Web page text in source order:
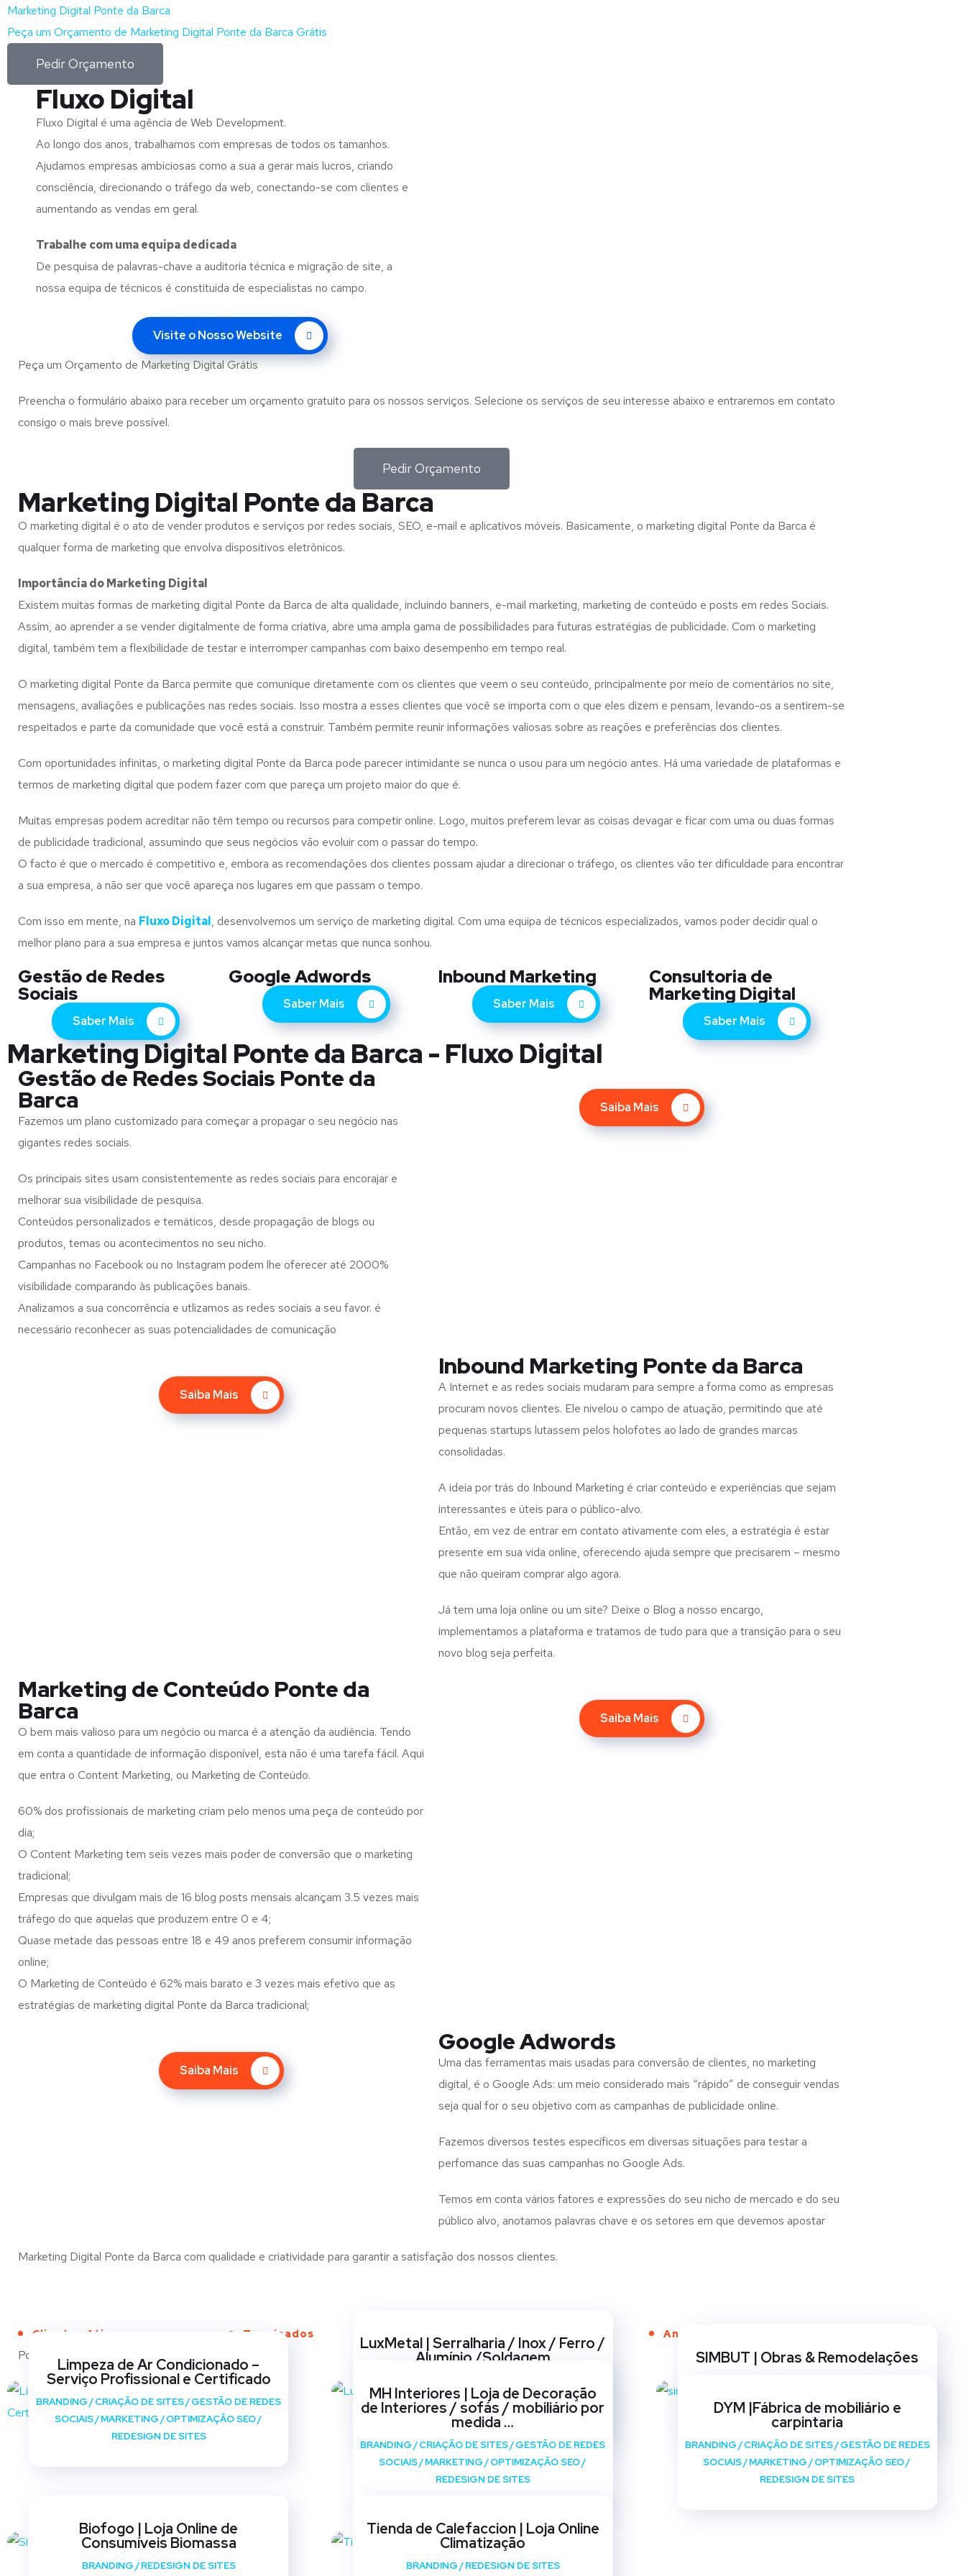
Marketing Digital Ponte da Barca
Peça um Orçamento de Marketing Digital Ponte da Barca Grátis
Pedir Orçamento
Fluxo Digital
Fluxo Digital é uma agência de Web Development.
Ao longo dos anos, trabalhamos com empresas de todos os tamanhos.
Ajudamos empresas ambiciosas como a sua a gerar mais lucros, criando
consciência, direcionando o tráfego da web, conectando-se com clientes e
aumentando as vendas em geral.
Trabalhe com umaequipa dedicada
De pesquisa de palavras-chave a auditoria técnica e migração de site, a
nossa equipa de técnicos é constituida de especialistas no campo.
Visite o Nosso Website
Peça um Orçamento de Marketing Digital Grátis
Preencha o formulário abaixo para receber um orçamento gratuito para os nossos serviços. Selecione os serviços de seu interesse abaixo e entraremos em contato
consigo o mais breve possível.
Pedir Orçamento
Marketing Digital Ponte da Barca
O marketing digital é o ato de vender produtos e serviços por redes sociais, SEO, e-mail e aplicativos móveis. Basicamente, o marketing digital Ponte da Barca é
qualquer forma de marketing que envolva dispositivos eletrônicos.
Importância do Marketing Digital
Existem muitas formas de marketing digital Ponte da Barca de alta qualidade, incluindo banners, e-mail marketing, marketing de conteúdo e posts em redes Sociais.
Assim, ao aprender a se vender digitalmente de forma criativa, abre uma ampla gama de possibilidades para futuras estratégias de publicidade. Com o marketing
digital, também tem a flexibilidade de testar e interromper campanhas com baixo desempenho em tempo real.
O marketing digital Ponte da Barca permite que comunique diretamente com os clientes que veem o seu conteúdo, principalmente por meio de comentários no site,
mensagens, avaliações e publicações nas redes sociais. Isso mostra a esses clientes que você se importa com o que eles dizem e pensam, levando-os a sentirem-se
respeitados e parte da comunidade que você está a construir. Também permite reunir informações valiosas sobre as reações e preferências dos clientes.
Com oportunidades infinitas, o marketing digital Ponte da Barca pode parecer intimidante se nunca o usou para um negócio antes. Há uma variedade de plataformas e
termos de marketing digital que podem fazer com que pareça um projeto maior do que é.
Muitas empresas podem acreditar não têm tempo ou recursos para competir online. Logo, muitos preferem levar as coisas devagar e ficar com uma ou duas formas
de publicidade tradicional, assumindo que seus negócios vão evoluir com o passar do tempo.
O facto é que o mercado é competitivo e, embora as recomendações dos clientes possam ajudar a direcionar o tráfego, os clientes vão ter dificuldade para encontrar
a sua empresa, a não ser que você apareça nos lugares em que passam o tempo.
Com isso em mente, na Fluxo Digital, desenvolvemos um serviço de marketing digital. Com uma equipa de técnicos especializados, vamos poder decidir qual o
melhor plano para a sua empresa e juntos vamos alcançar metas que nunca sonhou.
Gestão de Redes
Sociais
Saber Mais
Google Adwords
Saber Mais
Inbound Marketing
Saber Mais
Consultoria de
Marketing Digital
Saber Mais
Marketing Digital Ponte da Barca - Fluxo Digital
Gestão de Redes Sociais Ponte da
Barca
Fazemos um plano customizado para começar a propagar o seu negócio nas
gigantes redes sociais.
Os principais sites usam consistentemente as redes sociais para encorajar e
melhorar sua visibilidade de pesquisa.
Conteúdos personalizados e temáticos, desde propagação de blogs ou
produtos, temas ou acontecimentos no seu nicho.
Campanhas no Facebook ou no Instagram podem lhe oferecer até 2000%
visibilidade comparando às publicações banais.
Analizamos a sua concorrência e utlizamos as redes sociais a seu favor. é
necessário reconhecer as suas potencialidades de comunicação
Saiba Mais
Saiba Mais
Inbound Marketing Ponte da Barca
A Internet e as redes sociais mudaram para sempre a forma como as empresas
procuram novos clientes. Ele nivelou o campo de atuação, permitindo que até
pequenas startups lutassem pelos holofotes ao lado de grandes marcas
consolidadas.
A ideia por trás do Inbound Marketing é criar conteúdo e experiências que sejam
interessantes e úteis para o público-alvo.
Então, em vez de entrar em contato ativamente com eles, a estratégia é estar
presente em sua vida online, oferecendo ajuda sempre que precisarem – mesmo
que não queiram comprar algo agora.
Já tem uma loja online ou um site? Deixe o Blog a nosso encargo,
implementamos a plataforma e tratamos de tudo para que a transição para o seu
novo blog seja perfeita.
Marketing de Conteúdo Ponte da
Barca
O bem mais valioso para um negócio ou marca é a atenção da audiência. Tendo
em conta a quantidade de informação disponível, esta não é uma tarefa fácil. Aqui
que entra o Content Marketing, ou Marketing de Conteúdo.
60% dos profissionais de marketing criam pelo menos uma peça de conteúdo por
dia;
O Content Marketing tem seis vezes mais poder de conversão que o marketing
tradicional;
Empresas que divulgam mais de 16 blog posts mensais alcançam 3.5 vezes mais
tráfego do que aquelas que produzem entre 0 e 4;
Quase metade das pessoas entre 18 e 49 anos preferem consumir informação
online;
O Marketing de Conteúdo é 62% mais barato e 3 vezes mais efetivo que as
estratégias de marketing digital Ponte da Barca tradicional;
Saiba Mais
Saiba Mais
Google Adwords
Uma das ferramentas mais usadas para conversão de clientes, no marketing
digital, é o Google Ads: um meio considerado mais “rápido” de conseguir vendas
seja qual for o seu objetivo com as campanhas de publicidade online.
Fazemos diversos testes específicos em diversas situações para testar a
perfomance das suas campanhas no Google Ads.
Temos em conta vários fatores e expressões do seu nicho de mercado e do seu
público alvo, anotamos palavras chave e os setores em que devemos apostar
Marketing Digital Ponte da Barca com qualidade e criatividade para garantir a satisfação dos nossos clientes.
Clientes Ativos Terminados Anos de Serviço
Portfólio
Limpeza de Ar Condicionado –
Serviço Profissional e Certificado
BRANDING/CRIAÇÃO DE SITES/GESTÃO DE REDES
SOCIAIS/MARKETING/OPTIMIZAÇÃO SEO/
REDESIGN DE SITES
LuxMetal | Serralharia / Inox / Ferro /
Alumínio /Soldagem
SOCIAIS/ MARKETING/OPTIMIZAÇÃO SEO/
REDESIGN DE SITES
SIMBUT | Obras & Remodelações
REDESIGN DE SITES
MH Interiores | Loja de Decoração
de Interiores / sofás / mobiliário por
medida …
BRANDING /CRIAÇÃO DE SITES/GESTÃO DE REDES
SOCIAIS/MARKETING/OPTIMIZAÇÃO SEO/
REDESIGN DE SITES
DYM |Fábrica de mobiliário e
carpintaria
BRANDING/CRIAÇÃO DE SITES/GESTÃO DE REDES
SOCIAIS/MARKETING/OPTIMIZAÇÃO SEO/
REDESIGN DE SITES
Biofogo | Loja Online de
Consumíveis Biomassa
BRANDING/REDESIGN DE SITES
Tienda de Calefaccion | Loja Online
Climatização
BRANDING/REDESIGN DE SITES